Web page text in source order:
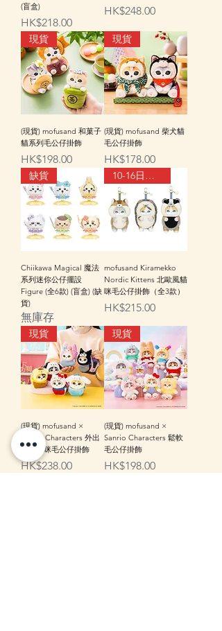
(盲盒)
價格
HK$218.00
價格
HK$248.00
現貨
(現貨) mofusand 和菓子
貓系列毛公仔掛飾
價格
HK$198.00
現貨
(現貨) mofusand 柴犬貓
毛公仔掛飾
價格
HK$178.00
缺貨
Chiikawa Magical 魔法
系列迷你公仔擺設
Figure (全6款) (盲盒) (缺
貨)
無庫存
10-16日到貨
mofusand Kiramekko
Nordic Kittens 北歐風貓
咪毛公仔掛飾（全3款）
價格
HK$215.00
現貨
(現貨) mofusand ×
Sanrio Characters 外出
小袋貓咪毛公仔掛飾
價格
HK$238.00
現貨
(現貨) mofusand ×
Sanrio Characters 鬆軟
毛公仔掛飾
價格
HK$198.00